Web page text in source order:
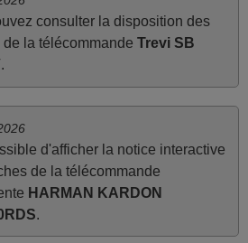
FRANCE
juin 2026
Joel,
consulter la disposition des
de la télécommande Trevi SB
.
d'afficher la notice interactive
de la télécommande
HARMAN KARDON
.